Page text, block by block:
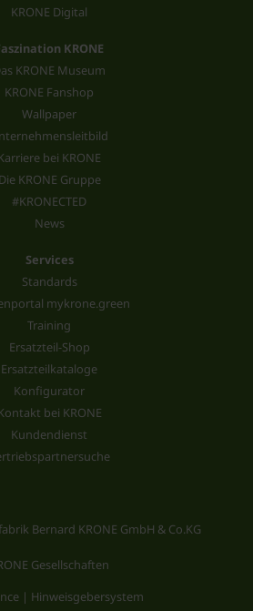
KRONE Digital
KRONE
KRONE Museum
KRONE Fanshop
Wallpaper
bei KRONE
Die KRONE Gruppe
#KRONECTED
News
Services
Standards
mykrone.green
Training
Ersatzteil-Shop
Ersatzteilkataloge
Konfigurator
bei KRONE
Kundendienst
Bernard KRONE GmbH & Co.KG
Gesellschaften
| Hinweisgebersystem